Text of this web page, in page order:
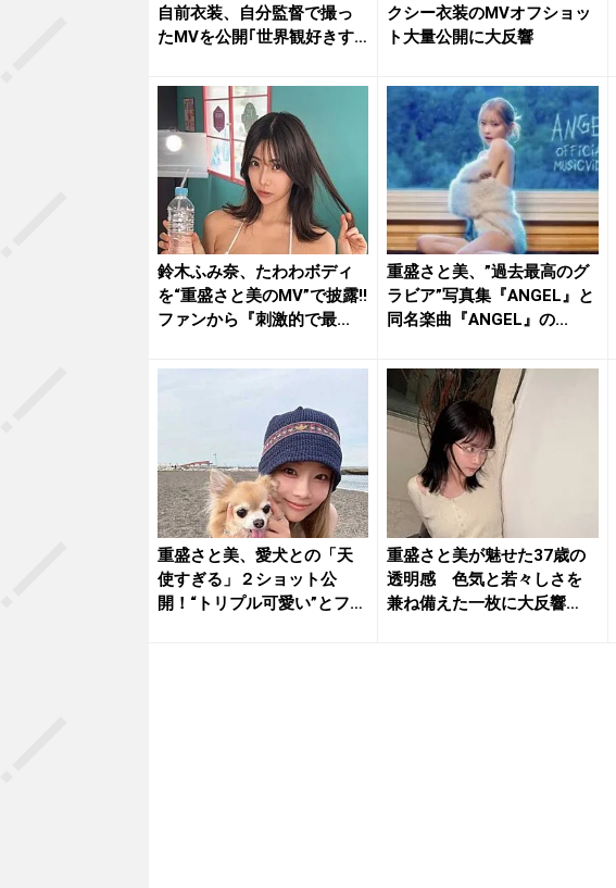
自前衣装、自分監督で撮っ
たMVを公開｢世界観好きす
クシー衣装のMVオフショッ
ト大量公開に大反響
鈴木ふみ奈、たわわボディ
を“重盛さと美のMV”で披露!!
ファンから『刺激的で最...
重盛さと美、”過去最高のグ
ラビア”写真集『ANGEL』と
同名楽曲『ANGEL』の...
重盛さと美、愛犬との「天
使すぎる」２ショット公
開！“トリプル可愛い”とファ
重盛さと美が魅せた37歳の
透明感 色気と若々しさを
兼ね備えた一枚に大反響